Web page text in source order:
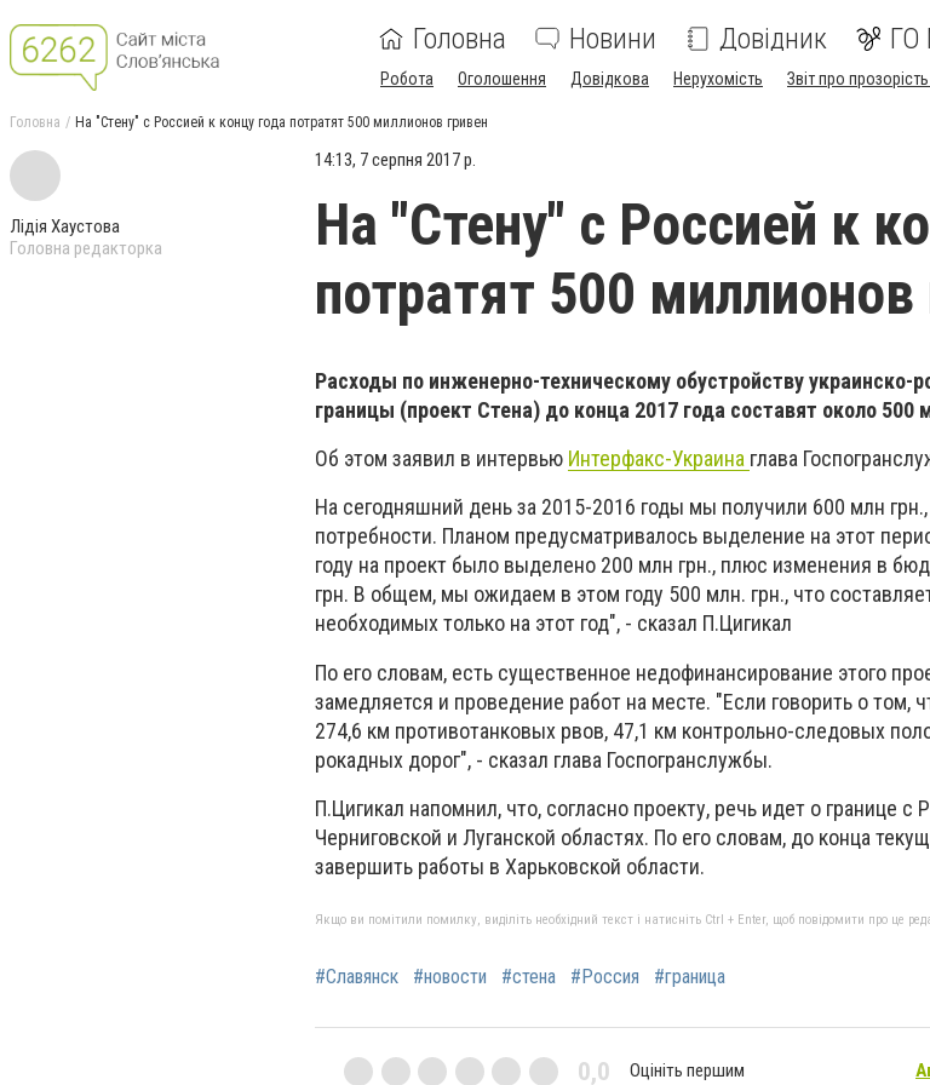
Головна Новини Довідник ГО
Робота Оголошення Довідкова Нерухомість Звіт про прозорість
Головна На "Стену" с Россией к концу года потратят 500 миллионов гривен
Лідія Хаустова
Головна редакторка
14:13, 7 серпня 2017 р.
На "Стену" с Россией к
потратят 500 миллионов
Расходы по инженерно-техническому обустройству украинско-
границы (проект Стена) до конца 2017 года составят около 500
Об этом заявил в интервью Интерфакс-Украина глава
На сегодняшний день за 2015-2016 годы мы получили 600 млн
потребности. Планом предусматривалось выделение на этот
году на проект было выделено 200 млн грн., плюс изменения в
грн. В общем, мы ожидаем в этом году 500 млн. грн., что
необходимых только на этот год", - сказал П.Цигикал
По его словам, есть существенное недофинансирование этого
замедляется и проведение работ на месте. "Если говорить о том,
274,6 км противотанковых рвов, 47,1 км контрольно-следовых
рокадных дорог", - сказал глава Госпогранслужбы.
П.Цигикал напомнил, что, согласно проекту, речь идет о границе с
Черниговской и Луганской областях. По его словам, до конца
завершить работы в Харьковской области.
Якщо ви помітили помилку, виділіть необхідний текст і натисніть Ctrl + Enter, щоб повідомити про це
#Славянск #новости #стена #Россия #граница
0,0 Оцініть першим